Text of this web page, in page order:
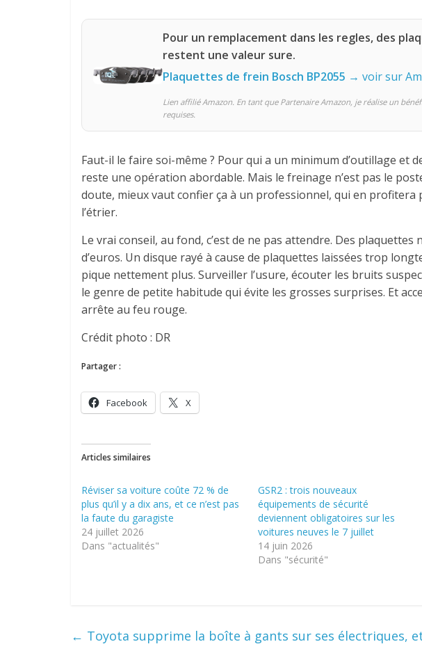
Pour un remplacement dans les regles, des
restent une valeur sure.
Plaquettes de frein Bosch BP2055 → voir sur
Lien affilié Amazon. En tant que Partenaire Amazon, je réalise un
requises.
Faut-il le faire soi-même ? Pour qui a un minimum d’outillage et
reste une opération abordable. Mais le freinage n’est pas le
doute, mieux vaut confier ça à un professionnel, qui en profitera
l’étrier.
Le vrai conseil, au fond, c’est de ne pas attendre. Des
d’euros. Un disque rayé à cause de plaquettes laissées trop
pique nettement plus. Surveiller l’usure, écouter les bruits
le genre de petite habitude qui évite les grosses surprises. Et
arrête au feu rouge.
Crédit photo : DR
Partager :
Facebook X
Articles similaires
Réviser sa voiture coûte 72 % de
plus qu’il y a dix ans, et ce n’est pas
la faute du garagiste
24 juillet 2026
Dans "actualités"
GSR2 : trois nouveaux
équipements de sécurité
deviennent obligatoires sur les
voitures neuves le 7 juillet
14 juin 2026
Dans "sécurité"
← Toyota supprime la boîte à gants sur ses électriques,